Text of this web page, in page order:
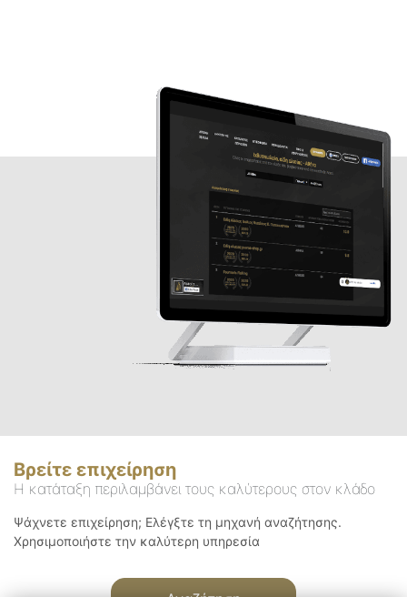
Βρείτε επιχείρηση
Η κατάταξη περιλαμβάνει τους καλύτερους στον κλάδο
Ψάχνετε επιχείρηση; Ελέγξτε τη μηχανή αναζήτησης.
Χρησιμοποιήστε την καλύτερη υπηρεσία